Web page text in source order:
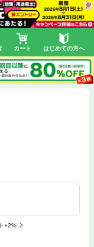
カート はじめての方へ
+2%